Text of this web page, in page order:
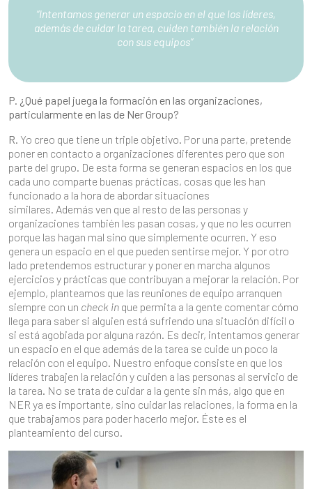
“Intentamos generar un espacio en el que los líderes,
además de cuidar la tarea, cuiden también la relación
con sus equipos”
P. ¿Qué papel juega la formación en las organizaciones,
particularmente en las de Ner Group?
R. Yo creo que tiene un triple objetivo. Por una parte, pretende
poner en contacto a organizaciones diferentes pero que son
parte del grupo. De esta forma se generan espacios en los que
cada uno comparte buenas prácticas, cosas que les han
funcionado a la hora de abordar situaciones
similares. Además ven que al resto de las personas y
organizaciones también les pasan cosas, y que no les ocurren
porque las hagan mal sino que simplemente ocurren. Y eso
genera un espacio en el que pueden sentirse mejor. Y por otro
lado pretendemos estructurar y poner en marcha algunos
ejercicios y prácticas que contribuyan a mejorar la relación. Por
ejemplo, planteamos que las reuniones de equipo arranquen
siempre con un check in que permita a la gente comentar cómo
llega para saber si alguien está sufriendo una situación difícil o
si está agobiada por alguna razón. Es decir, intentamos generar
un espacio en el que además de la tarea se cuide un poco la
relación con el equipo. Nuestro enfoque consiste en que los
líderes trabajen la relación y cuiden a las personas al servicio de
la tarea. No se trata de cuidar a la gente sin más, algo que en
NER ya es importante, sino cuidar las relaciones, la forma en la
que trabajamos para poder hacerlo mejor. Éste es el
planteamiento del curso.